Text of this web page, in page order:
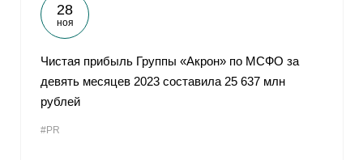
28
ноя
Чистая прибыль Группы «Акрон» по МСФО за
девять месяцев 2023 составила 25 637 млн
рублей
#PR